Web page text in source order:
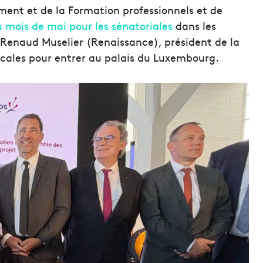
et de la Formation professionnels et de
de mai pour les sénatoriales dans les
Muselier (Renaissance), président de la
pour entrer au palais du Luxembourg.